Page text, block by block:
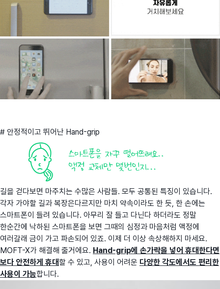
# 안정적이고 뛰어난 Hand-grip
길을 걷다보면 마주치는 수많은 사람들. 모두 공통된 특징이 있습니다.
각자 가야할 길과 복장은다르지만 마치 약속이라도 한 듯, 한 손에는
스마트폰이 들려 있습니다. 아무리 잘 들고 다닌다 하더라도 정말
한순간에 낙하된 스마트폰을 보면 그때의 심정과 마음처럼 액정에
여러갈래 금이 가고 파손되어 있죠. 이제 더 이상 속상해하지 마세요.
MOFT-X가 해결해 줄거에요. Hand-grip에 손가락을 넣어 휴대한다면
보다 안전하게 휴대할 수 있고, 사용이 어려운 다양한 각도에서도 편리한
사용이 가능합니다.